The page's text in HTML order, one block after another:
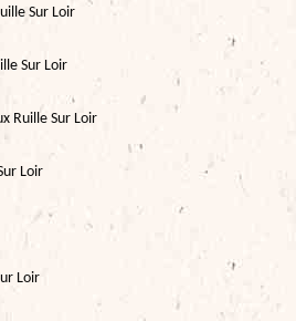
Sur Loir
Sur Loir
Ruille Sur Loir
Loir
Loir